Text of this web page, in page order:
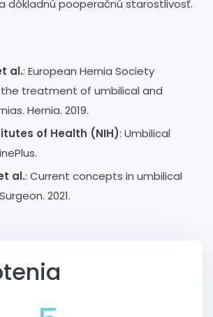
dôkladnú pooperačnú starostlivosť.
al.: European Hernia Society
treatment of umbilical and
Hernia. 2019.
of Health (NIH): Umbilical
al.: Current concepts in umbilical
2021.